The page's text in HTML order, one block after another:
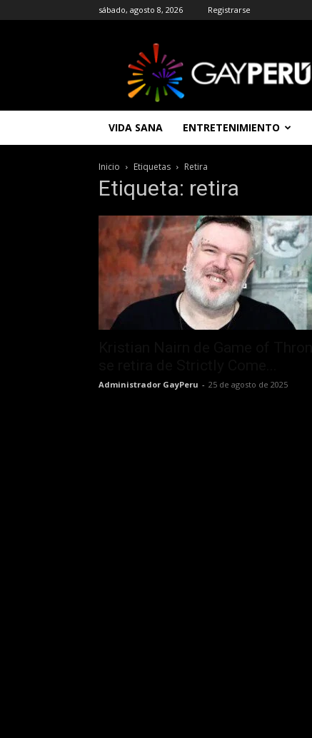
sábado, agosto 8, 2026 Registrarse
|
Entretenimiento
Noticias
Gay
Gratis
VIDA SANA ENTRETENIMIENTO
Inicio Etiquetas Retira
Etiqueta: retira
Administrador GayPeru - 25 de agosto de 2025